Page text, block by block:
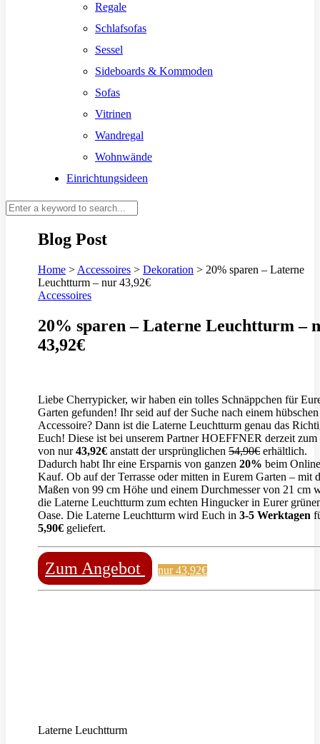
Regale
Schlafsofas
Sessel
Sideboards & Kommoden
Sofas
Vitrinen
Wandregal
Wohnwände
Einrichtungsideen
Blog Post
Home > Accessoires > Dekoration > 20% sparen – Laterne
Leuchtturm – nur 43,92€
Accessoires
20% sparen – Laterne Leuchtturm –
43,92€
Liebe Cherrypicker, wir haben ein tolles Schnäppchen für
Garten gefunden! Ihr seid auf der Suche nach einem hübschen
Accessoire? Dann ist die Laterne Leuchtturm genau das
Euch! Diese ist bei unserem Partner HOEFFNER derzeit zum
von nur43,92€ anstatt der ursprünglichen 54,90€ erhältlich.
Dadurch habt Ihr eine Ersparnis von ganzen 20% beim Online
Kauf. Ob auf der Terrasse oder mitten in Eurem Garten – mit
Maßen von 99 cm Höhe und einem Durchmesser von 21 cm
die Laterne Leuchtturm zum echten Hingucker in Eurer
Oase. Die Laterne Leuchtturm wird Euch in 3-5 Werktagen
5,90€ geliefert.
Zum Angebot nur 43,92€
Laterne Leuchtturm